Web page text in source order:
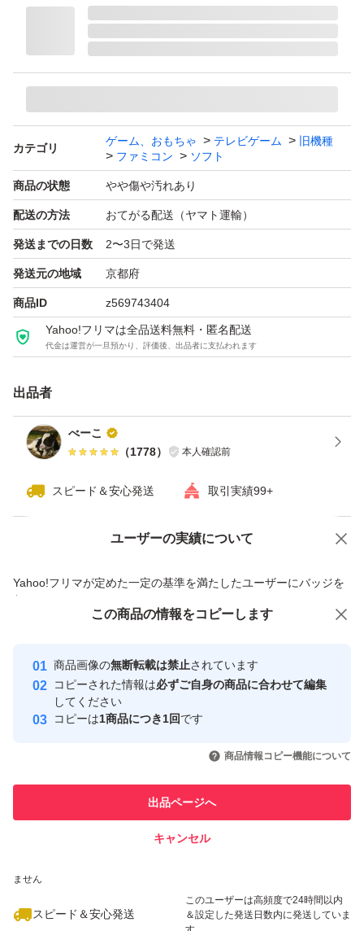
よろしくお願いします。
します。
カテゴリ
ゲーム、おもちゃ テレビゲーム
旧機種
ファミコン
ソフト
商品の状態 やや傷や汚れあり
配送の方法 おてがる配送（ヤマト運輸）
発送までの日数 2〜3日で発送
発送元の地域 京都府
商品ID z569743404
Yahoo!フリマは全品送料無料・匿名配送
代金は運営が一旦預かり、評価後、出品者に支払われます
出品者
べーこ
（1778） 本人確認前
スピード＆安心発送 取引実績99+
ユーザーの実績について
Yahoo!フリマが定めた一定の基準を満たしたユーザーにバッジを
付与しています
安心取引出品者
心・安全なユーザーです
取引実績
引を完了させた実績があります
での取引実績があります
ません
スピード＆安心発送
このユーザーは高頻度で24時間以内
＆設定した発送日数内に発送していま
価格の相談 商品への質問
この商品の情報をコピーします
商品画像の無断転載は禁止されています
コピーされた情報は必ずご自身の商品に合わせて編集
してください
コピーは1商品につき1回です
商品情報コピー機能について
出品ページへ
キャンセル
この商品をみている人にオススメ